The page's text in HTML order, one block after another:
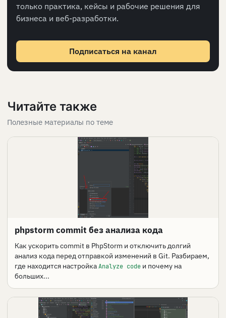
только практика, кейсы и рабочие решения для
бизнеса и веб-разработки.
Подписаться на канал
Читайте также
Полезные материалы по теме
phpstorm commit без анализа кода
Как ускорить commit в PhpStorm и отключить долгий
анализ кода перед отправкой изменений в Git. Разбираем,
где находится настройкаAnalyze code и почему на
больших...